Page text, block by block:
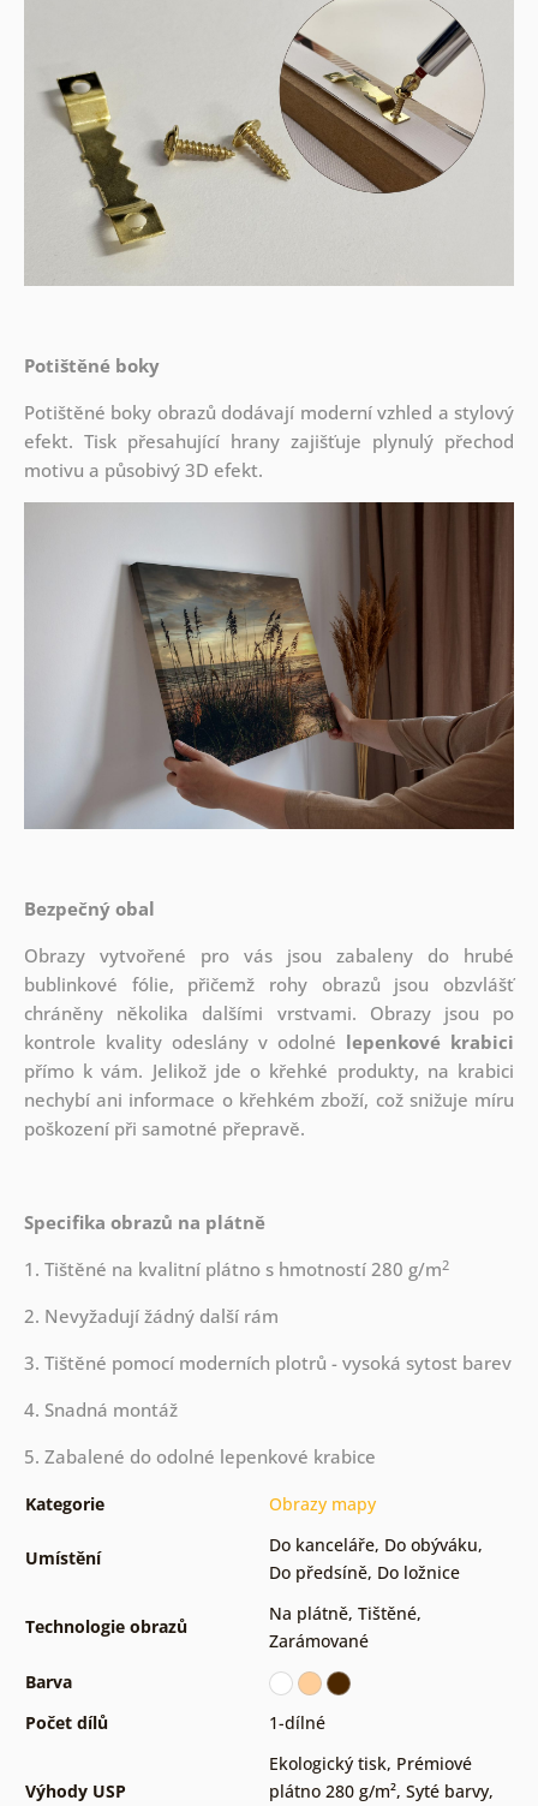
Potištěné boky
Potištěné boky obrazů dodávají moderní vzhled a stylový
efekt. Tisk přesahující hrany zajišťuje plynulý přechod
motivu a působivý 3D efekt.
Bezpečný obal
Obrazy vytvořené pro vás jsou zabaleny do hrubé
bublinkové fólie, přičemž rohy obrazů jsou obzvlášť
chráněny několika dalšími vrstvami. Obrazy jsou po
kontrole kvality odeslány v odolné lepenkové krabici
přímo k vám. Jelikož jde o křehké produkty, na krabici
nechybí ani informace o křehkém zboží, což snižuje míru
poškození při samotné přepravě.
Specifika obrazů na plátně
1. Tištěné na kvalitní plátno s hmotností 280 g/m2
2. Nevyžadují žádný další rám
3. Tištěné pomocí moderních plotrů - vysoká sytost barev
4. Snadná montáž
5. Zabalené do odolné lepenkové krabice
Kategorie Obrazy mapy
Umístění
Do kanceláře, Do obýváku,
Do předsíně, Do ložnice
Technologie obrazů
Na plátně, Tištěné,
Zarámované
Barva
Počet dílů
1-dílné
Výhody USP
Ekologický tisk, Prémiové
plátno 280 g/m², Syté barvy,